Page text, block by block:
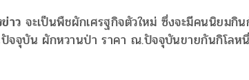
าว จะเป็นพืชผักเศรฐกิจตัวใหม่ ซึ่งจะมีคนนิยมกิ
จจุบัน ผักหวานป่า ราคา ณ.ปัจจุบันขายกันกิโลห